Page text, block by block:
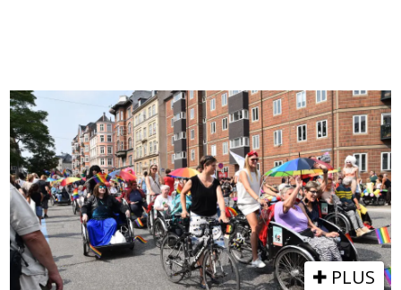
PLUS